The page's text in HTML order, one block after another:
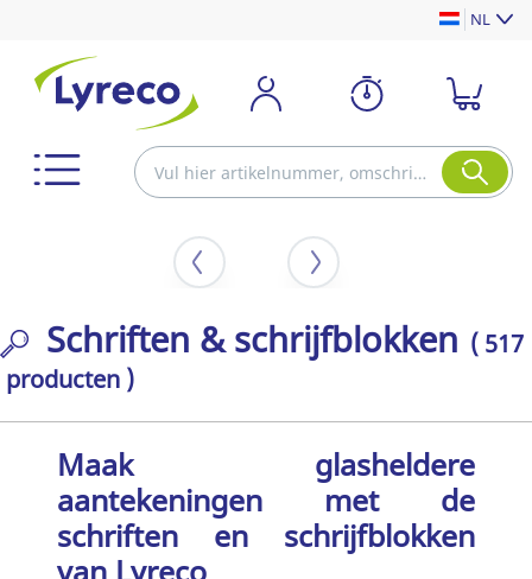
NL
Schriften & schrijfblokken ( 517
producten )
Maak glasheldere
aantekeningen met de
schriften en schrijfblokken
van Lyreco